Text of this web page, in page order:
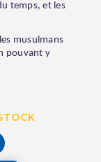
temps, et les
musulmans
pouvant y